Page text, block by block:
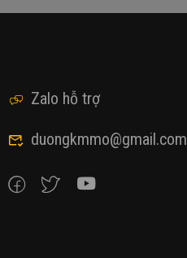
Zalo hỗ trợ
duongkmmo@gmail.com